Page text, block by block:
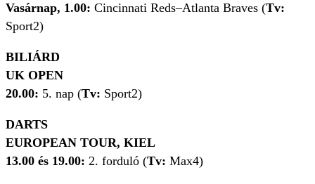
Vasárnap, 1.00: Cincinnati Reds–Atlanta Braves (Tv:
Sport2)
BILIÁRD
UK OPEN
20.00: 5. nap (Tv: Sport2)
DARTS
EUROPEAN TOUR, KIEL
13.00 és 19.00: 2. forduló (Tv: Max4)